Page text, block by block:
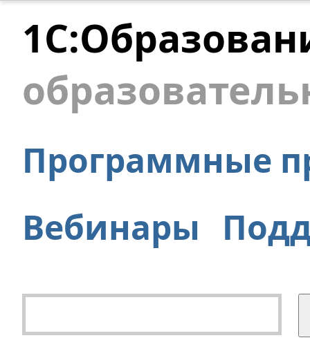
Программные
Вебинары